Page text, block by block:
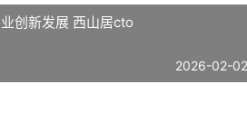
创新发展 西山居cto
2026-02-02